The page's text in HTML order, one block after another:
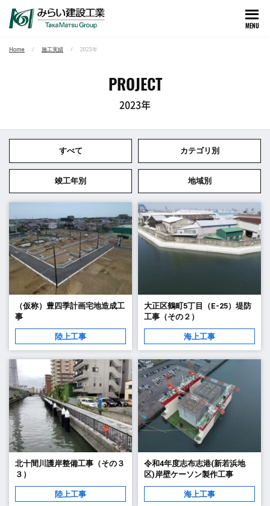
MENU
Home 施工実績 2023年
PROJECT
2023年
すべて カテゴリ別
竣工年別 地域別
（仮称）豊四季計画宅地造成工
事
陸上工事
大正区鶴町5丁目（E-25）堤防
工事（その２）
海上工事
北十間川護岸整備工事（その３
３）
陸上工事
令和4年度志布志港(新若浜地
区)岸壁ケーソン製作工事
海上工事